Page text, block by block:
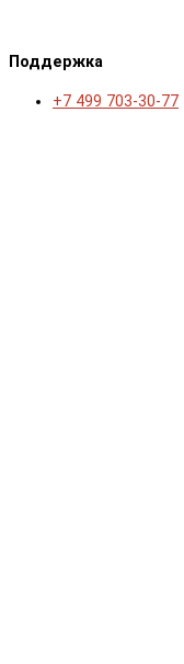
Поддержка
+7 499 703-30-77